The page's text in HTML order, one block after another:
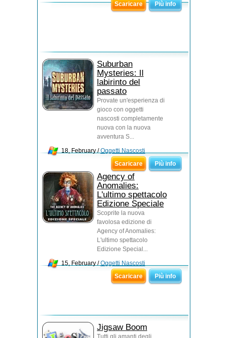
Scaricare
Più info
Suburban
Mysteries: Il
labirinto del
passato
Provate un'esperienza di
gioco con oggetti
nascosti completamente
nuova con la nuova
avventura S...
18, February /Oggetti Nascosti
Scaricare
Più info
Agency of
Anomalies:
L'ultimo spettacolo
Edizione Speciale
Scoprite la nuova
favolosa edizione di
Agency of Anomalies:
L'ultimo spettacolo
Edizione Special...
15, February /Oggetti Nascosti
Scaricare
Più info
Jigsaw Boom
Tutti gli amanti degli